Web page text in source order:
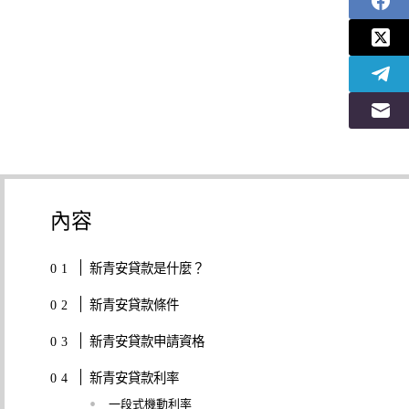
內容
新青安貸款是什麼？
新青安貸款條件
新青安貸款申請資格
新青安貸款利率
一段式機動利率